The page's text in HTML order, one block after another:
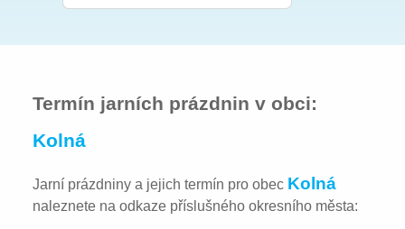
Termín jarních prázdnin v obci:
Kolná
Jarní prázdniny a jejich termín pro obec Kolná
naleznete na odkaze příslušného okresního města: